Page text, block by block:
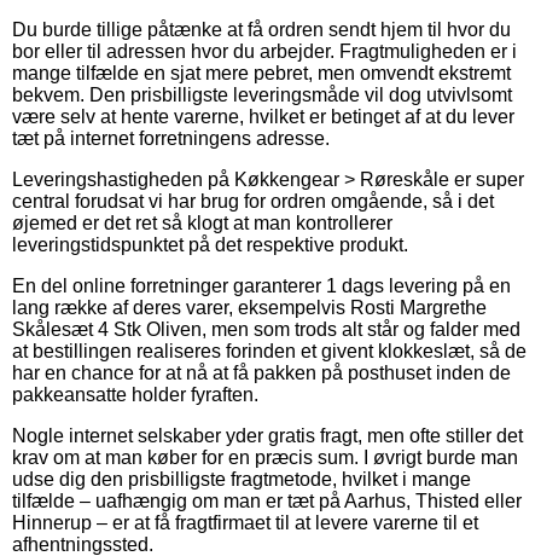
Du burde tillige påtænke at få ordren sendt hjem til hvor du
bor eller til adressen hvor du arbejder. Fragtmuligheden er i
mange tilfælde en sjat mere pebret, men omvendt ekstremt
bekvem. Den prisbilligste leveringsmåde vil dog utvivlsomt
være selv at hente varerne, hvilket er betinget af at du lever
tæt på internet forretningens adresse.
Leveringshastigheden på Køkkengear > Røreskåle er super
central forudsat vi har brug for ordren omgående, så i det
øjemed er det ret så klogt at man kontrollerer
leveringstidspunktet på det respektive produkt.
En del online forretninger garanterer 1 dags levering på en
lang række af deres varer, eksempelvis Rosti Margrethe
Skålesæt 4 Stk Oliven, men som trods alt står og falder med
at bestillingen realiseres forinden et givent klokkeslæt, så de
har en chance for at nå at få pakken på posthuset inden de
pakkeansatte holder fyraften.
Nogle internet selskaber yder gratis fragt, men ofte stiller det
krav om at man køber for en præcis sum. I øvrigt burde man
udse dig den prisbilligste fragtmetode, hvilket i mange
tilfælde – uafhængig om man er tæt på Aarhus, Thisted eller
Hinnerup – er at få fragtfirmaet til at levere varerne til et
afhentningssted.